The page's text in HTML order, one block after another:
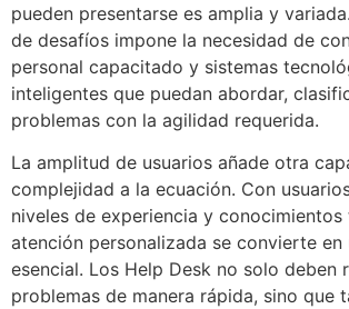
pueden presentarse es amplia y
de desafíos impone la necesidad de
personal capacitado y sistemas
inteligentes que puedan abordar,
problemas con la agilidad requerida.
La amplitud de usuarios añade otra
complejidad a la ecuación. Con
niveles de experiencia y
atención personalizada se convierte en
esencial. Los Help Desk no solo deben
problemas de manera rápida, sino que